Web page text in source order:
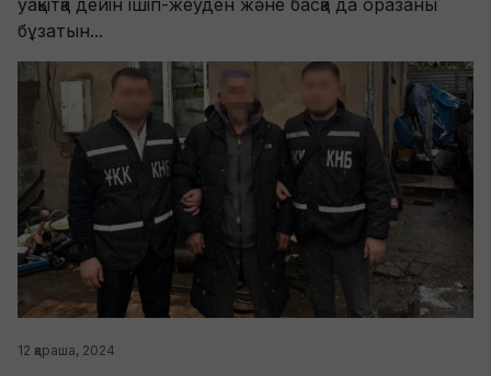
уақытқа дейін ішіп-жеуден және басқа да оразаны
бұзатын...
12 қараша, 2024